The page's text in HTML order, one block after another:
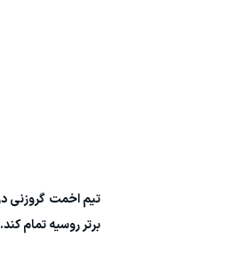
برتر روسیه تمام کند.